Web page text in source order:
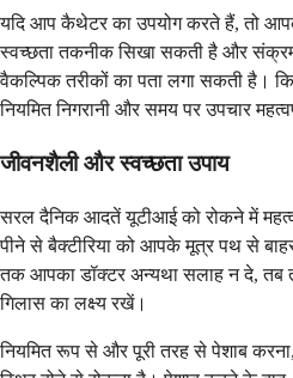
यदि आप कैथेटर का उपयोग करते हैं, तो
स्वच्छता तकनीक सिखा सकती है और
वैकल्पिक तरीकों का पता लगा सकती है।
नियमित निगरानी और समय पर उपचार
जीवनशैली और स्वच्छता उपाय
सरल दैनिक आदतें यूटीआई को रोकने में
पीने से बैक्टीरिया को आपके मूत्र पथ से
तक आपका डॉक्टर अन्यथा सलाह न दे,
गिलास का लक्ष्य रखें।
नियमित रूप से और पूरी तरह से पेशाब